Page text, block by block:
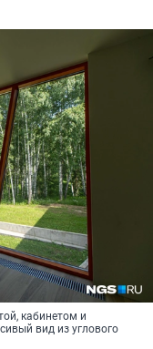
кабинетом и
вид из углового